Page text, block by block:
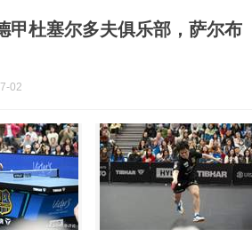
甲杜塞尔多夫俱乐部，萨尔布
02